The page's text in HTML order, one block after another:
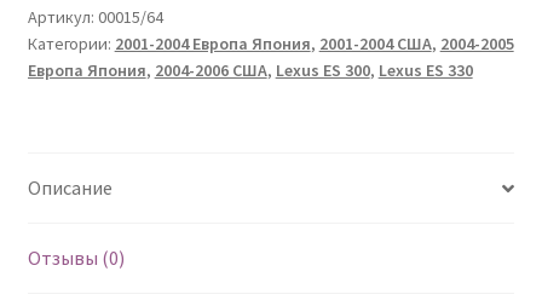
Артикул: 00015/64
Категории: 2001-2004 Европа Япония, 2001-2004 США, 2004-2005
Европа Япония, 2004-2006 США, Lexus ES 300, Lexus ES 330
Описание
Отзывы (0)